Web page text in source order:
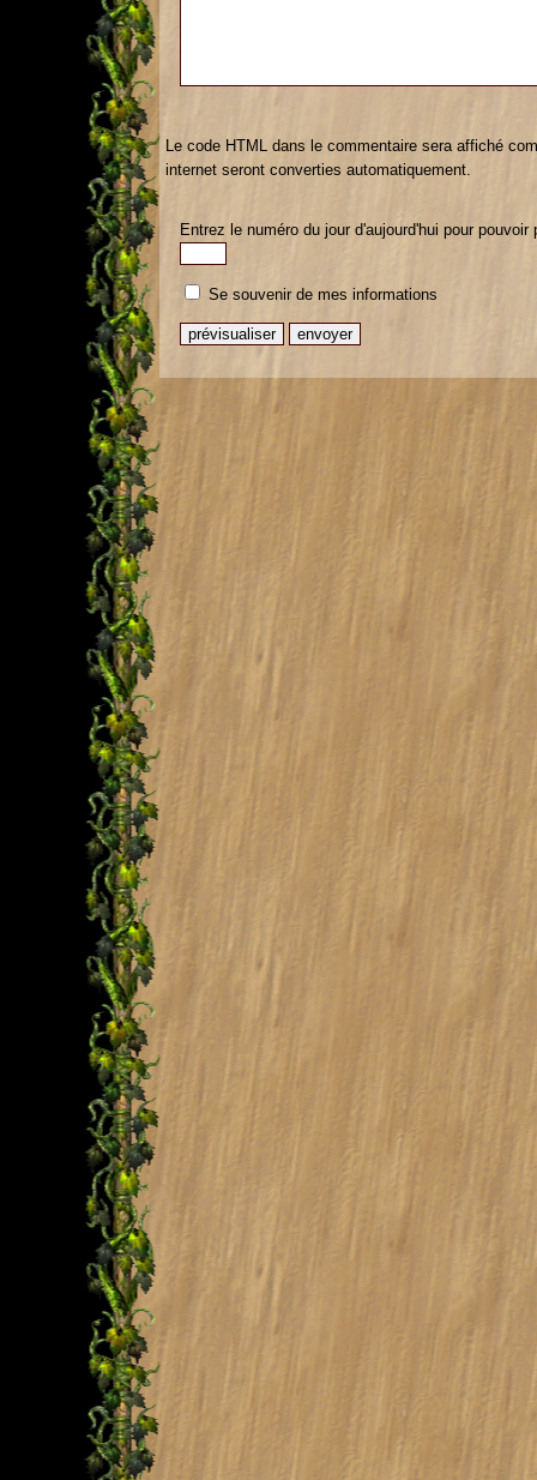
Le code HTML dans le commentaire sera affiché
internet seront converties automatiquement.
Entrez le numéro du jour d'aujourd'hui pour pouvoir
Se souvenir de mes informations